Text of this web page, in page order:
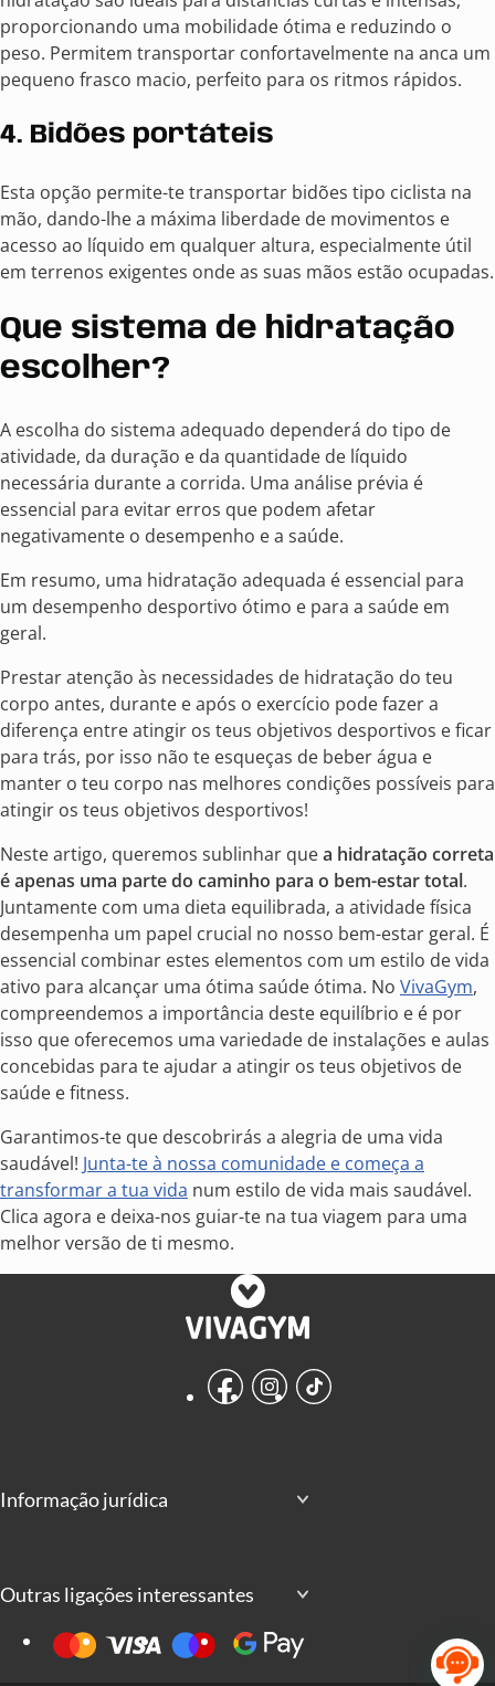
proporcionando uma mobilidade ótima e reduzindo o
peso. Permitem transportar confortavelmente na anca um
pequeno frasco macio, perfeito para os ritmos rápidos.
4. Bidões portáteis
Esta opção permite-te transportar bidões tipo ciclista na
mão, dando-lhe a máxima liberdade de movimentos e
acesso ao líquido em qualquer altura, especialmente útil
em terrenos exigentes onde as suas mãos estão ocupadas.
Que sistema de hidratação
escolher?
A escolha do sistema adequado dependerá do tipo de
atividade, da duração e da quantidade de líquido
necessária durante a corrida. Uma análise prévia é
essencial para evitar erros que podem afetar
negativamente o desempenho e a saúde.
Em resumo, uma hidratação adequada é essencial para
um desempenho desportivo ótimo e para a saúde em
geral.
Prestar atenção às necessidades de hidratação do teu
corpo antes, durante e após o exercício pode fazer a
diferença entre atingir os teus objetivos desportivos e ficar
para trás, por isso não te esqueças de beber água e
manter o teu corpo nas melhores condições possíveis para
atingir os teus objetivos desportivos!
Neste artigo, queremos sublinhar quea hidratação correta
é apenas uma parte do caminho para o bem-estar total.
Juntamente com uma dieta equilibrada, a atividade física
desempenha um papel crucial no nosso bem-estar geral. É
essencial combinar estes elementos com um estilo de vida
ativo para alcançar uma ótima saúde ótima. No VivaGym,
compreendemos a importância deste equilíbrio e é por
isso que oferecemos uma variedade de instalações e aulas
concebidas para te ajudar a atingir os teus objetivos de
saúde e fitness.
Garantimos-te que descobrirás a alegria de uma vida
saudável! Junta-te à nossa comunidade e começa a
transformar a tua vida num estilo de vida mais saudável.
Clica agora e deixa-nos guiar-te na tua viagem para uma
melhor versão de ti mesmo.
FacebookInstagram
TikTok
Informação jurídica
Outras ligações interessantes